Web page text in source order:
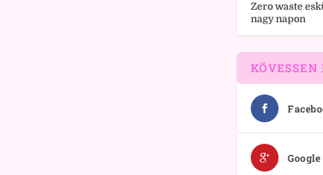
Zero waste
nagy napon
Google